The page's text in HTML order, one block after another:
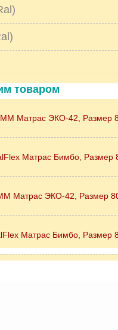
товаром
Матрас ЭКО-42, Размер
Матрас Бимбо, Размер
Матрас ЭКО-42, Размер
Матрас Бимбо, Размер